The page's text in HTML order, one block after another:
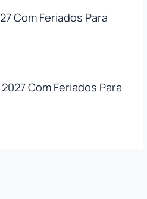
Com Feriados Para
Com Feriados Para